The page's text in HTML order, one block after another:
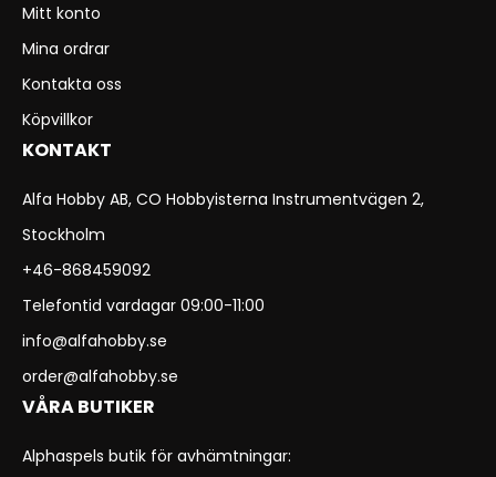
Mitt konto
Mina ordrar
Kontakta oss
Köpvillkor
KONTAKT
Alfa Hobby AB, CO Hobbyisterna Instrumentvägen 2,
Stockholm
+46-868459092
Telefontid vardagar 09:00-11:00
info@alfahobby.se
order@alfahobby.se
VÅRA BUTIKER
Alphaspels butik för avhämtningar: